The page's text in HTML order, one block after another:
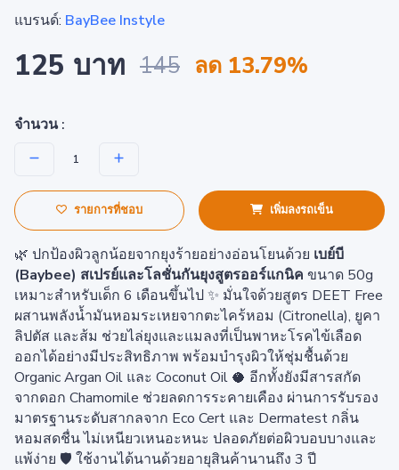
แบรนด์: BayBee Instyle
125 บาท 145 ลด 13.79%
จำนวน :
รายการที่ชอบ เพิ่มลงรถเข็น
🌿 ปกป้องผิวลูกน้อยจากยุงร้ายอย่างอ่อนโยนด้วย เบย์บี
(Baybee) สเปรย์และโลชั่นกันยุงสูตรออร์แกนิค ขนาด 50g
เหมาะสำหรับเด็ก 6 เดือนขึ้นไป ✨ มั่นใจด้วยสูตร DEET Free
ผสานพลังน้ำมันหอมระเหยจากตะไคร้หอม (Citronella), ยูคา
ลิปตัส และส้ม ช่วยไล่ยุงและแมลงที่เป็นพาหะโรคไข้เลือด
ออกได้อย่างมีประสิทธิภาพ พร้อมบำรุงผิวให้ชุ่มชื้นด้วย
Organic Argan Oil และ Coconut Oil 🥥 อีกทั้งยังมีสารสกัด
จากดอก Chamomile ช่วยลดการระคายเคือง ผ่านการรับรอง
มาตรฐานระดับสากลจาก Eco Cert และ Dermatest กลิ่น
หอมสดชื่น ไม่เหนียวเหนอะหนะ ปลอดภัยต่อผิวบอบบางและ
แพ้ง่าย 🛡️ ใช้งานได้นานด้วยอายุสินค้านานถึง 3 ปี